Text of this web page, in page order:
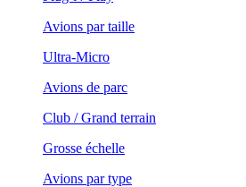
Avions par taille
Ultra-Micro
Avions de parc
Club / Grand terrain
Grosse échelle
Avions par type